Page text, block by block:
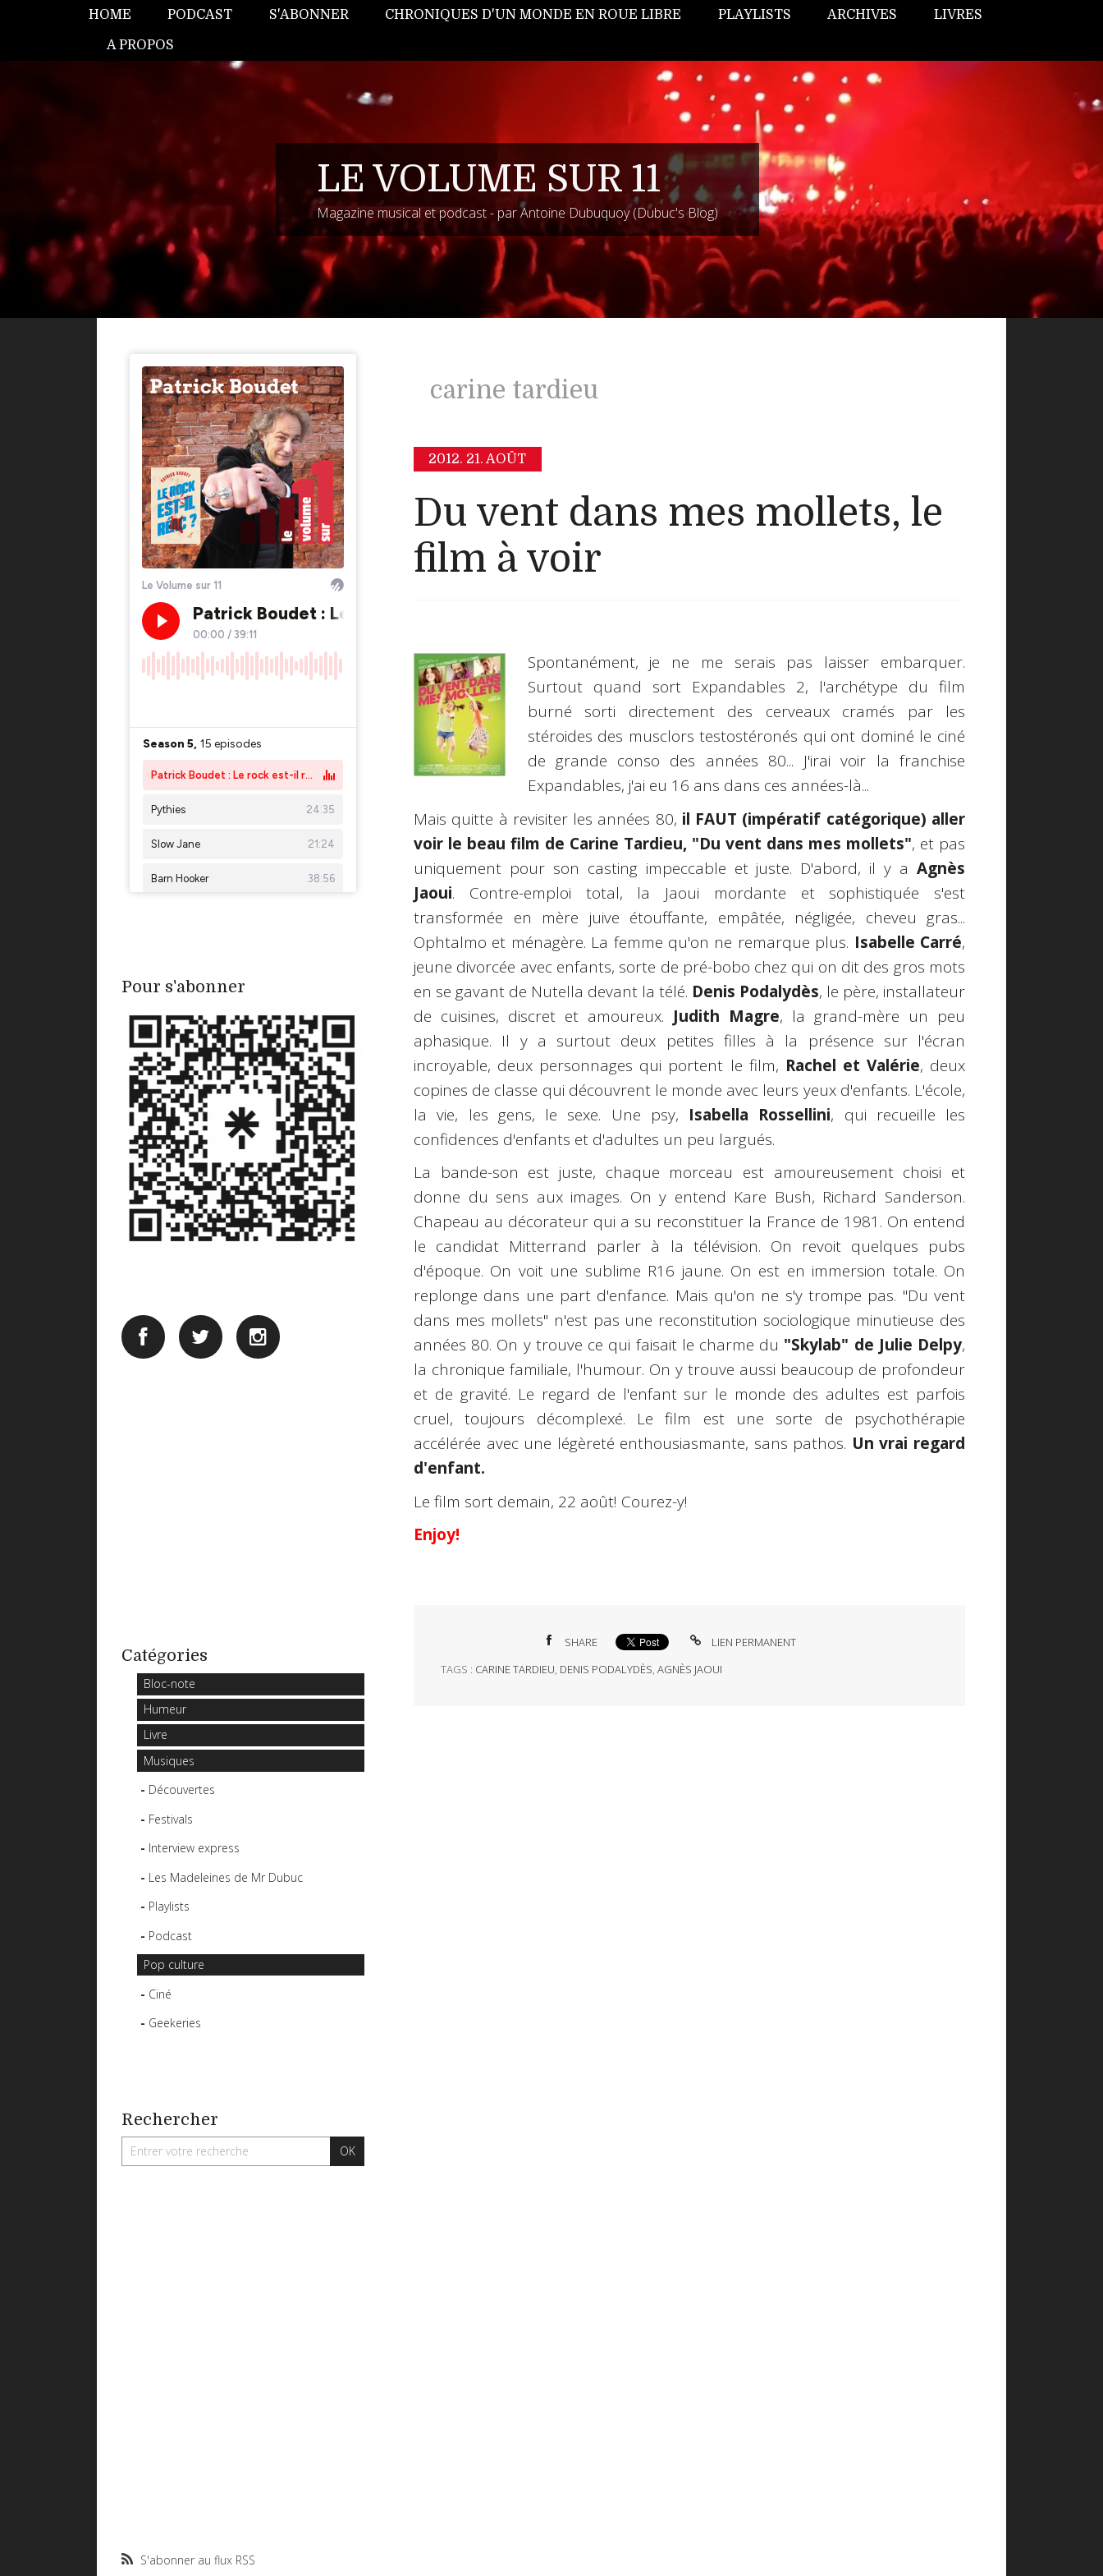
HOME PODCAST S'ABONNER CHRONIQUES D'UN MONDE EN ROUE LIBRE PLAYLISTS ARCHIVES LIVRES
A PROPOS
LE VOLUME SUR 11
Magazine musical et podcast - par Antoine Dubuquoy (Dubuc's Blog)
Pour s'abonner
Catégories
Bloc-note
Humeur
Livre
Musiques
Découvertes
Festivals
Interview express
Les Madeleines de Mr Dubuc
Playlists
Podcast
Pop culture
Ciné
Geekeries
Rechercher
S'abonner au flux RSS
carine tardieu
2012. 21. AOÛT
Du vent dans mes mollets, le
film à voir
Spontanément, je ne me serais pas laisser embarquer.
Surtout quand sort Expandables 2, l'archétype du film
burné sorti directement des cerveaux cramés par les
stéroides des musclors testostéronés qui ont dominé le ciné
de grande conso des années 80... J'irai voir la franchise
Expandables, j'ai eu 16 ans dans ces années-là...
Mais quitte à revisiter les années 80, il FAUT (impératif catégorique) aller
voir le beau film de Carine Tardieu, "Du vent dans mes mollets", et pas
uniquement pour son casting impeccable et juste. D'abord, il y a Agnès
Jaoui. Contre-emploi total, la Jaoui mordante et sophistiquée s'est
transformée en mère juive étouffante, empâtée, négligée, cheveu gras...
Ophtalmo et ménagère. La femme qu'on ne remarque plus. Isabelle Carré,
jeune divorcée avec enfants, sorte de pré-bobo chez qui on dit des gros mots
en se gavant de Nutella devant la télé. Denis Podalydès, le père, installateur
de cuisines, discret et amoureux. Judith Magre, la grand-mère un peu
aphasique. Il y a surtout deux petites filles à la présence sur l'écran
incroyable, deux personnages qui portent le film, Rachel et Valérie, deux
copines de classe qui découvrent le monde avec leurs yeux d'enfants. L'école,
la vie, les gens, le sexe. Une psy, Isabella Rossellini, qui recueille les
confidences d'enfants et d'adultes un peu largués.
La bande-son est juste, chaque morceau est amoureusement choisi et
donne du sens aux images. On y entend Kare Bush, Richard Sanderson.
Chapeau au décorateur qui a su reconstituer la France de 1981. On entend
le candidat Mitterrand parler à la télévision. On revoit quelques pubs
d'époque. On voit une sublime R16 jaune. On est en immersion totale. On
replonge dans une part d'enfance. Mais qu'on ne s'y trompe pas. "Du vent
dans mes mollets" n'est pas une reconstitution sociologique minutieuse des
années 80. On y trouve ce qui faisait le charme du "Skylab" de Julie Delpy,
la chronique familiale, l'humour. On y trouve aussi beaucoup de profondeur
et de gravité. Le regard de l'enfant sur le monde des adultes est parfois
cruel, toujours décomplexé. Le film est une sorte de psychothérapie
accélérée avec une légèreté enthousiasmante, sans pathos. Un vrai regard
d'enfant.
Le film sort demain, 22 août! Courez-y!
Enjoy!
SHARE
LIEN PERMANENT
TAGS : CARINE TARDIEU, DENIS PODALYDÈS, AGNÈS JAOUI